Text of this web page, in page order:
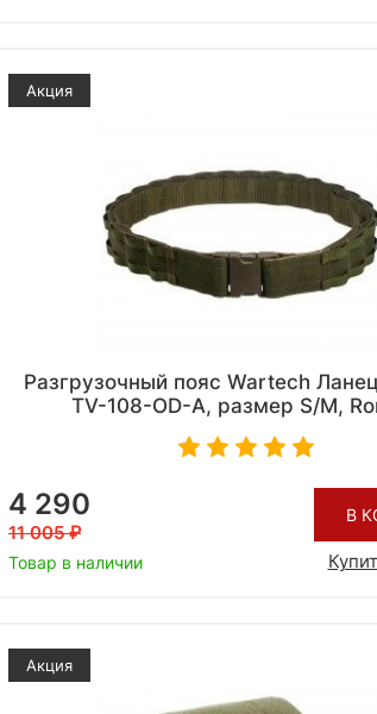
Акция
Разгрузочный пояс Wartech
TV-108-OD-A, размер S/M,
4 290
11 005
Товар в наличии
В
Акция